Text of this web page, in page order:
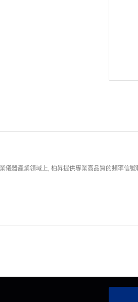
器產業領域上, 柏昇提供專業高品質的頻率信